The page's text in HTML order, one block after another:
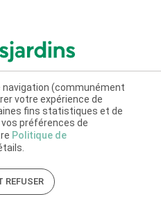
navigation (communément
votre expérience de
fins statistiques et de
préférences de
Politique de
REFUSER